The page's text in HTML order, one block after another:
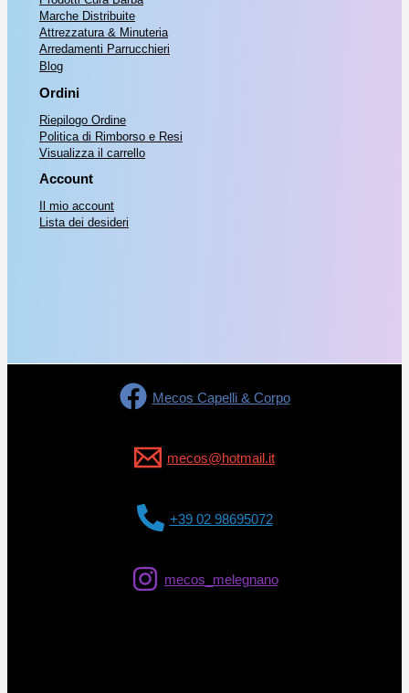
Marche Distribuite
Attrezzatura & Minuteria
Arredamenti Parrucchieri
Blog
Ordini
Riepilogo Ordine
Politica di Rimborso e Resi
Visualizza il carrello
Account
Il mio account
Lista dei desideri
Mecos Capelli & Corpo
mecos@hotmail.it
+39 02 98695072
mecos_melegnano